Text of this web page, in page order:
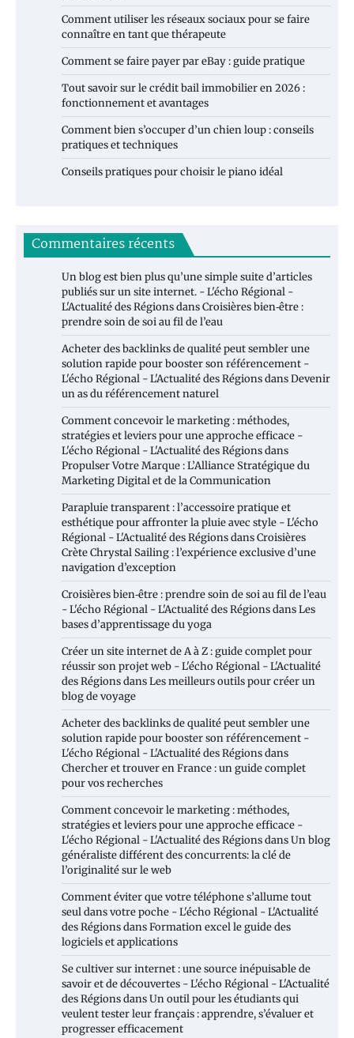
Comment utiliser les réseaux sociaux pour se faire
connaître en tant que thérapeute
Comment se faire payer par eBay : guide pratique
Tout savoir sur le crédit bail immobilier en 2026 :
fonctionnement et avantages
Comment bien s’occuper d’un chien loup : conseils
pratiques et techniques
Conseils pratiques pour choisir le piano idéal
Commentaires récents
Un blog est bien plus qu’une simple suite d’articles
publiés sur un site internet. - L'écho Régional -
L'Actualité des RégionsdansCroisières bien‑être :
prendre soin de soi au fil de l’eau
Acheter des backlinks de qualité peut sembler une
solution rapide pour booster son référencement -
L'écho Régional - L'Actualité des RégionsdansDevenir
un as du référencement naturel
Comment concevoir le marketing : méthodes,
stratégies et leviers pour une approche efficace -
L'écho Régional - L'Actualité des Régionsdans
Propulser Votre Marque : L’Alliance Stratégique du
Marketing Digital et de la Communication
Parapluie transparent : l’accessoire pratique et
esthétique pour affronter la pluie avec style - L'écho
Régional - L'Actualité des RégionsdansCroisières
Crète Chrystal Sailing : l’expérience exclusive d’une
navigation d’exception
Croisières bien‑être : prendre soin de soi au fil de l’eau
- L'écho Régional - L'Actualité des RégionsdansLes
bases d’apprentissage du yoga
Créer un site internet de A à Z : guide complet pour
réussir son projet web - L'écho Régional - L'Actualité
des RégionsdansLes meilleurs outils pour créer un
blog de voyage
Acheter des backlinks de qualité peut sembler une
solution rapide pour booster son référencement -
L'écho Régional - L'Actualité des Régionsdans
Chercher et trouver en France : un guide complet
pour vos recherches
Comment concevoir le marketing : méthodes,
stratégies et leviers pour une approche efficace -
L'écho Régional - L'Actualité des RégionsdansUn blog
généraliste différent des concurrents: la clé de
l’originalité sur le web
Comment éviter que votre téléphone s’allume tout
seul dans votre poche - L'écho Régional - L'Actualité
des RégionsdansFormation excel le guide des
logiciels et applications
Se cultiver sur internet : une source inépuisable de
savoir et de découvertes - L'écho Régional - L'Actualité
des RégionsdansUn outil pour les étudiants qui
veulent tester leur français : apprendre, s’évaluer et
progresser efficacement